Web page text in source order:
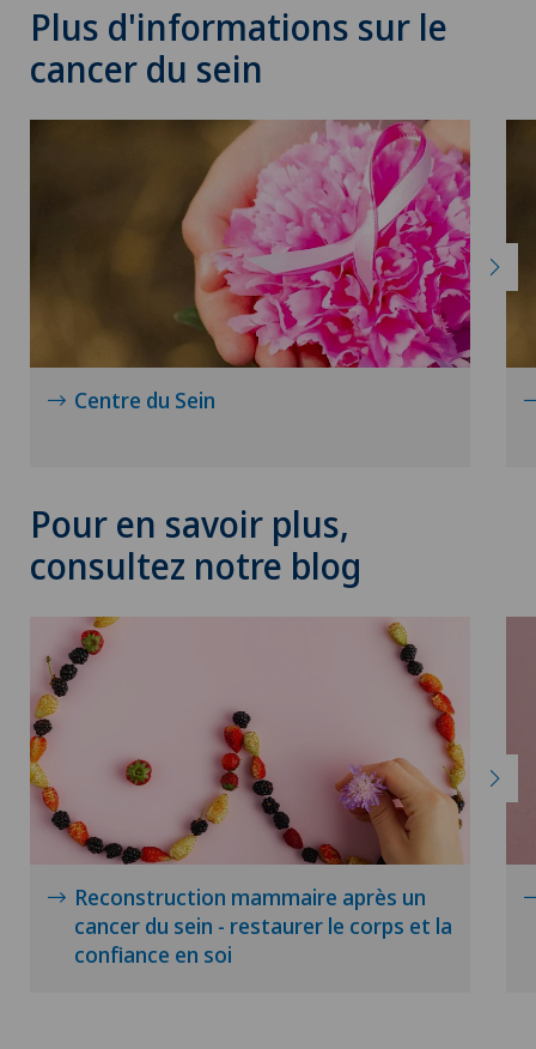
Plus d'informations sur le
cancer du sein
Centre du Sein
Pour en savoir plus,
consultez notre blog
Reconstruction mammaire après un
cancer du sein - restaurer le corps et la
confiance en soi